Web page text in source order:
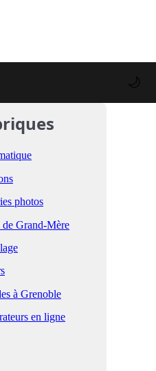
🌙
photos
de Grand-Mère
à Grenoble
en ligne